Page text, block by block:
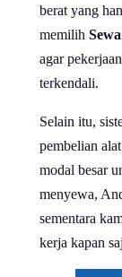
berat yang
memilih
agar
terkendali.
Selain itu,
pembelian
modal besar
menyewa,
sementara
kerja kapan